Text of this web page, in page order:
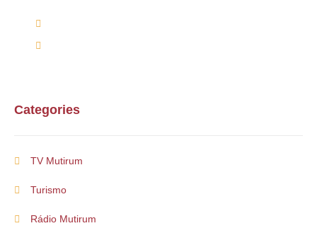
Categories
TV Mutirum
Turismo
Rádio Mutirum